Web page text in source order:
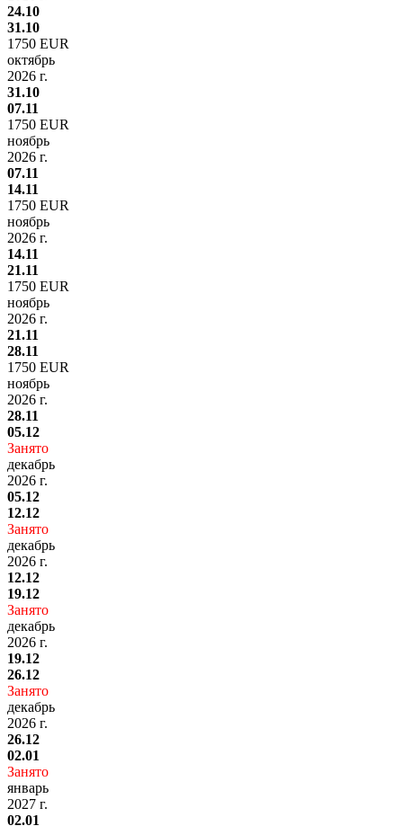
24.10
31.10
1750 EUR
октябрь
2026 г.
31.10
07.11
1750 EUR
ноябрь
2026 г.
07.11
14.11
1750 EUR
ноябрь
2026 г.
14.11
21.11
1750 EUR
ноябрь
2026 г.
21.11
28.11
1750 EUR
ноябрь
2026 г.
28.11
05.12
Занято
декабрь
2026 г.
05.12
12.12
Занято
декабрь
2026 г.
12.12
19.12
Занято
декабрь
2026 г.
19.12
26.12
Занято
декабрь
2026 г.
26.12
02.01
Занято
январь
2027 г.
02.01